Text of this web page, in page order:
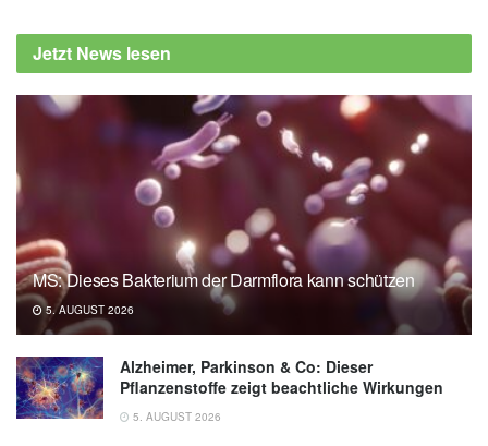
Jetzt News lesen
MS: Dieses Bakterium der Darmflora kann schützen
5. AUGUST 2026
Alzheimer, Parkinson & Co: Dieser
Pflanzenstoffe zeigt beachtliche Wirkungen
5. AUGUST 2026